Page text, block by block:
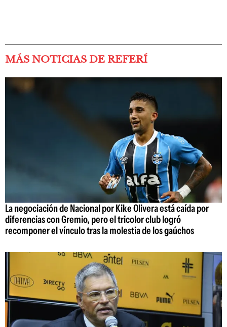
MÁS NOTICIAS DE REFERÍ
La negociación de Nacional por Kike Olivera está caída por
diferencias con Gremio, pero el tricolor club logró
recomponer el vínculo tras la molestia de los gaúchos